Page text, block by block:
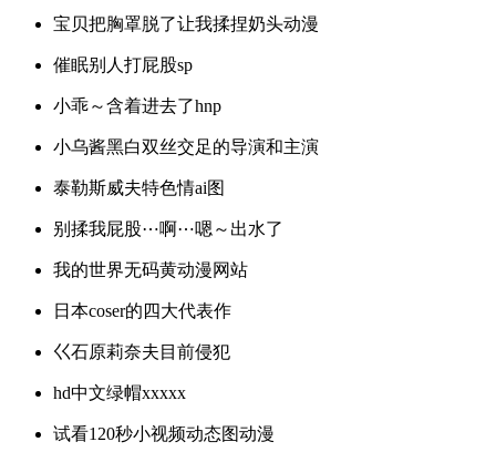
宝贝把胸罩脱了让我揉捏奶头动漫
催眠别人打屁股sp
小乖～含着进去了hnp
小乌酱黑白双丝交足的导演和主演
泰勒斯威夫特色情ai图
别揉我屁股⋯啊⋯嗯～出水了
我的世界无码黄动漫网站
日本coser的四大代表作
巜石原莉奈夫目前侵犯
hd中文绿帽xxxxx
试看120秒小视频动态图动漫